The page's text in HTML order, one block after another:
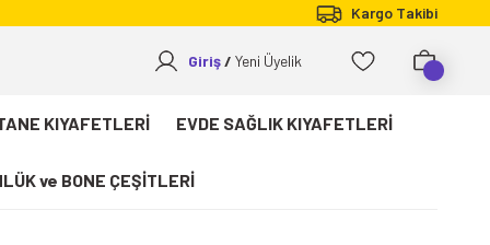
Kargo Takibi
Giriş Yeni Üyelik
KIYAFETLERİ EVDE SAĞLIK KIYAFETLERİ
ve BONE ÇEŞİTLERİ